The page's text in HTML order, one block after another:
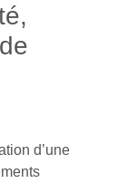
d’une